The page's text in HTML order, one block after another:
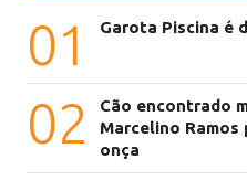
01 Garota Piscina é
02
Cão encontrado
Marcelino
onça